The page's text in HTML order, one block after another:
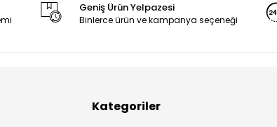
Geniş Ürün Yelpazesi
Binlerce ürün ve kampanya seçeneği
Kategoriler